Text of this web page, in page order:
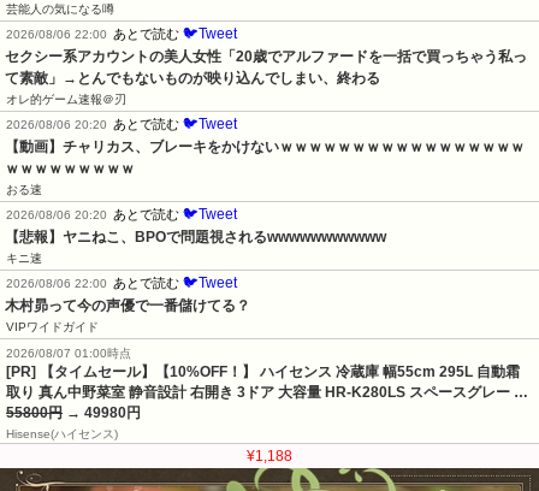
芸能人の気になる噂
2026/08/06 22:00
あとで読む 🐦Tweet
セクシー系アカウントの美人女性「20歳でアルファードを一括で買っちゃう私っ
て素敵」→とんでもないものが映り込んでしまい、終わる
オレ的ゲーム速報＠刃
2026/08/06 20:20
あとで読む 🐦Tweet
【動画】チャリカス、ブレーキをかけないｗｗｗｗｗｗｗｗｗｗｗｗｗｗｗｗｗ
ｗｗｗｗｗｗｗｗｗ
おる速
2026/08/06 20:20
あとで読む 🐦Tweet
【悲報】ヤニねこ、BPOで問題視されるwwwwwwwwwww
キニ速
2026/08/06 22:00
あとで読む 🐦Tweet
木村昴って今の声優で一番儲けてる？
VIPワイドガイド
2026/08/07 01:00時点
[PR] 【タイムセール】【10%OFF！】 ハイセンス 冷蔵庫 幅55cm 295L 自動霜
取り 真ん中野菜室 静音設計 右開き 3ドア 大容量 HR-K280LS スペースグレー …
55800円 → 49980円
Hisense(ハイセンス)
¥1,188